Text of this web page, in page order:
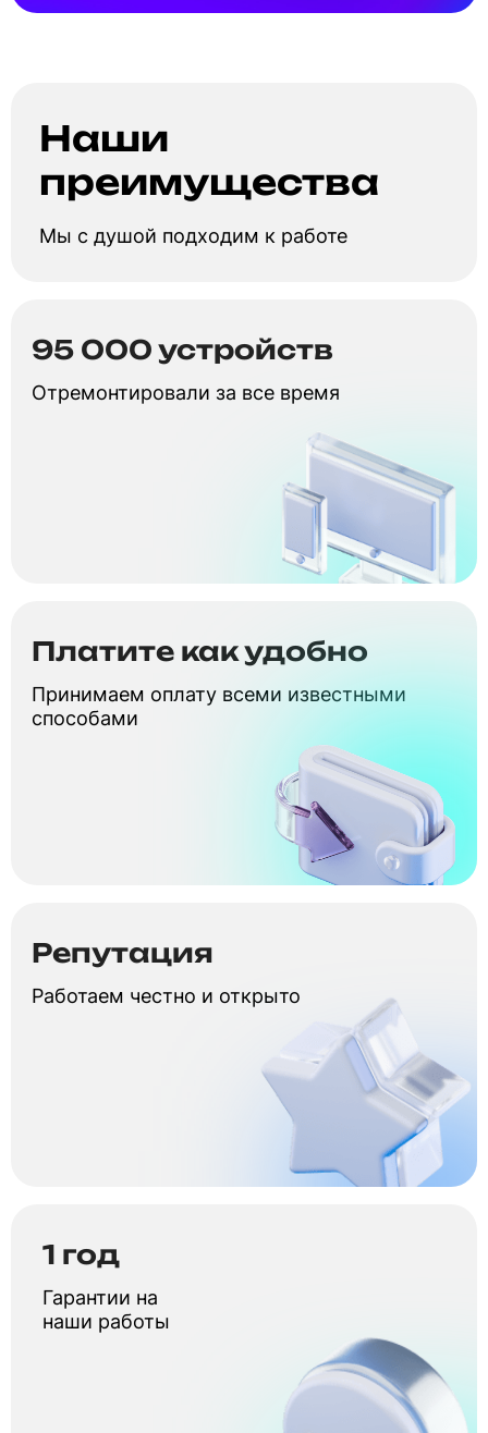
Наши
преимущества
Мы с душой подходим к работе
95 000 устройств
Отремонтировали за все время
Репутация
Работаем честно и открыто
Платите как удобно
Принимаем оплату всеми известными
способами
1 год
Гарантии на
наши работы